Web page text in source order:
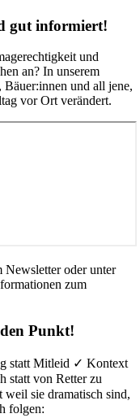
gut informiert!
und
an? In unserem
und all jene,
vor Ort verändert.
Newsletter oder unter
zum
Punkt!
statt Mitleid ✓ Kontext
statt von Retter zu
sie dramatisch sind,
folgen: